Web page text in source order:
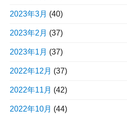
2023年3月 (40)
2023年2月 (37)
2023年1月 (37)
2022年12月 (37)
2022年11月 (42)
2022年10月 (44)